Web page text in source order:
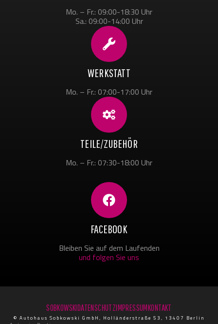
Mo. – Fr.: 09:00-18:30 Uhr
Sa.: 09:00-14:00 Uhr
WERKSTATT
Mo. – Fr.: 07:00-17:00 Uhr
TEILE/ZUBEHÖR
Mo. – Fr.: 07:30-18:00 Uhr
FACEBOOK
Bleiben Sie auf dem Laufenden
und folgen Sie uns
SOBKOWSKIDATENSCHUTZIMPRESSUMKONTAKT
© Autohaus Sobkowski GmbH, Holländerstraße 53, 13407 Berlin